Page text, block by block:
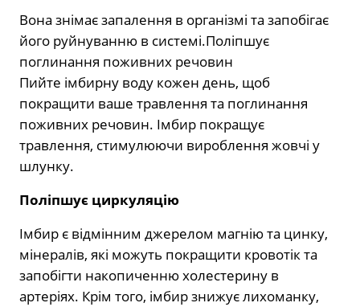
Вона знімає запалення в організмі та запобігає
його руйнуванню в системі.Поліпшує
поглинання поживних речовин
Пийте імбирну воду кожен день, щоб
покращити ваше травлення та поглинання
поживних речовин. Імбир покращує
травлення, стимулюючи вироблення жовчі у
шлунку.
Поліпшує циркуляцію
Імбир є відмінним джерелом магнію та цинку,
мінералів, які можуть покращити кровотік та
запобігти накопиченню холестерину в
артеріях. Крім того, імбир знижує лихоманку,